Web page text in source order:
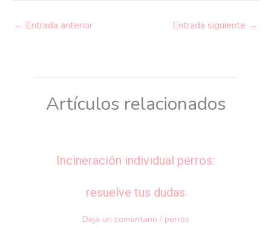
← Entrada anterior Entrada siguiente →
Artículos relacionados
Incineración individual perros:
resuelve tus dudas
Deja un comentario / perros